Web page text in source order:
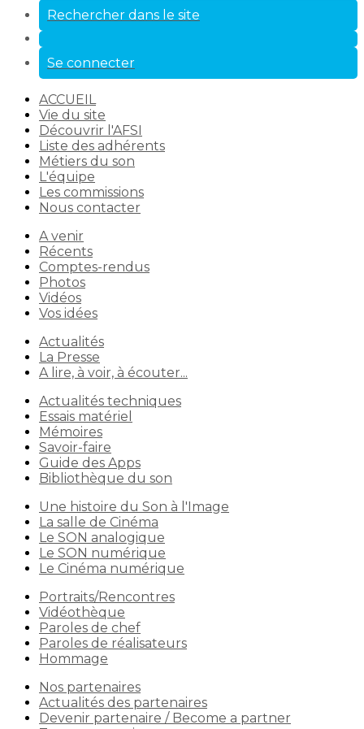
Rechercher dans le site
Se connecter
ACCUEIL
Vie du site
Découvrir l'AFSI
Liste des adhérents
Métiers du son
L'équipe
Les commissions
Nous contacter
A venir
Récents
Comptes-rendus
Photos
Vidéos
Vos idées
Actualités
La Presse
A lire, à voir, à écouter...
Actualités techniques
Essais matériel
Mémoires
Savoir-faire
Guide des Apps
Bibliothèque du son
Une histoire du Son à l'Image
La salle de Cinéma
Le SON analogique
Le SON numérique
Le Cinéma numérique
Portraits/Rencontres
Vidéothèque
Paroles de chef
Paroles de réalisateurs
Hommage
Nos partenaires
Actualités des partenaires
Devenir partenaire / Become a partner